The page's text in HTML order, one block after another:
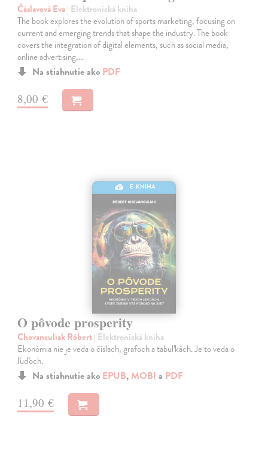
Čáslavová Eva| Elektronická kniha
The book explores the evolution of sports marketing, focusing on
current and emerging trends that shape the industry. The book
covers the integration of digital elements, such as social media,
online advertising,…
Na stiahnutie ako PDF
8,00 €
E-KNIHA
O pôvode prosperity
Chovanculiak Róbert| Elektronická kniha
Ekonómia nie je veda o číslach, grafoch a tabuľkách. Je to veda o
ľuďoch.
Na stiahnutie ako EPUB, MOBI a PDF
11,90 €